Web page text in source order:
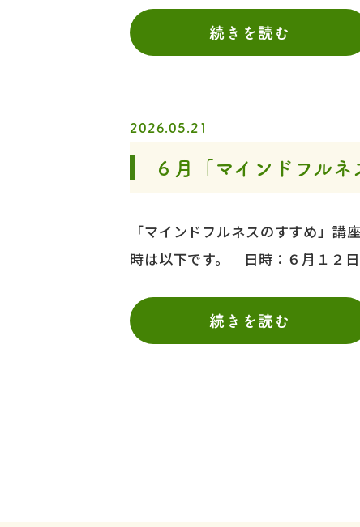
続きを読む
2026.05.21
６月「マインドフル
「マインドフルネスのすすめ」
時は以下です。 日時：６月１
続きを読む